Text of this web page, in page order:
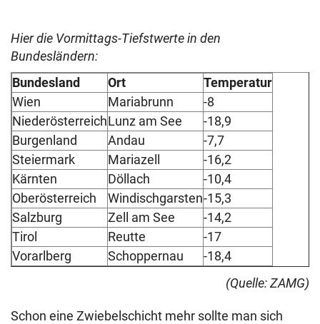
Hier die Vormittags-Tiefstwerte in den
Bundesländern:
Bundesland
Ort
Temperatur
Wien
Mariabrunn
-8
NiederösterreichLunz am See
-18,9
Burgenland
Andau
-7,7
Steiermark
Mariazell
-16,2
Kärnten
Döllach
-10,4
Oberösterreich
Windischgarsten-15,3
Salzburg
Zell am See
-14,2
Tirol
Reutte
-17
Vorarlberg
Schoppernau
-18,4
(Quelle: ZAMG)
Schon eine Zwiebelschicht mehr sollte man sich